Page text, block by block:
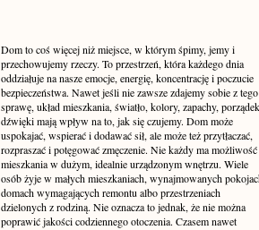
Dom to coś więcej niż miejsce, w którym śpimy, jemy i
przechowujemy rzeczy. To przestrzeń, która każdego dnia
oddziałuje na nasze emocje, energię, koncentrację i poczucie
bezpieczeństwa. Nawet jeśli nie zawsze zdajemy sobie z tego
sprawę, układ mieszkania, światło, kolory, zapachy,
dźwięki mają wpływ na to, jak się czujemy. Dom może
uspokajać, wspierać i dodawać sił, ale może też przytłaczać,
rozpraszać i potęgować zmęczenie. Nie każdy ma możliwość
mieszkania w dużym, idealnie urządzonym wnętrzu. Wiele
osób żyje w małych mieszkaniach, wynajmowanych
domach wymagających remontu albo przestrzeniach
dzielonych z rodziną. Nie oznacza to jednak, że nie można
poprawić jakości codziennego otoczenia. Czasem nawet